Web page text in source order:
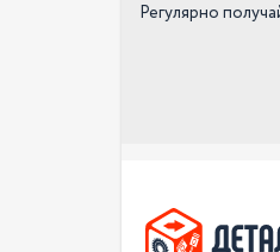
Регулярно